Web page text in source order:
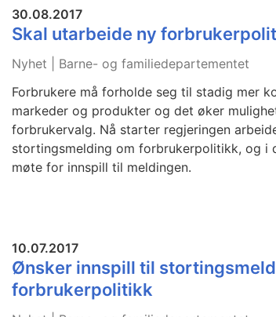
30.08.2017
Skal utarbeide ny
Nyhet | Barne- og familiedepartementet
Forbrukere må forholde seg til stadig mer
markeder og produkter og det øker
forbrukervalg. Nå starter regjeringen
stortingsmelding om forbrukerpolitikk, og i
møte for innspill til meldingen.
10.07.2017
Ønsker innspill til
forbrukerpolitikk